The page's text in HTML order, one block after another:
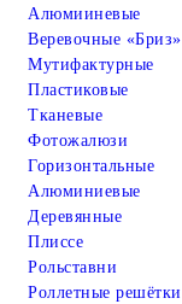
Алюмииневые
Веревочные «Бриз»
Мутифактурные
Пластиковые
Тканевые
Фотожалюзи
Горизонтальные
Алюминиевые
Деревянные
Плиссе
Рольставни
Роллетные решётки